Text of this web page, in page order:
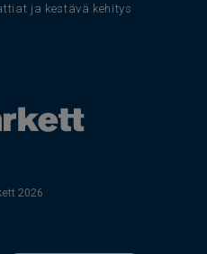
ja kestävä kehitys
2026